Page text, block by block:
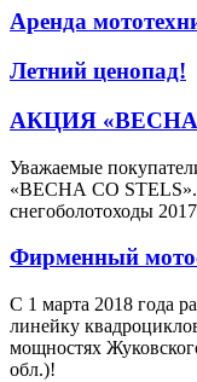
Аренда
Летний ценопад!
АКЦИЯ «ВЕСНА
Уважаемые
«ВЕСНА СО STELS».
снегоболотоходы
Фирменный
С 1 марта 2018 года
линейку
мощностях
обл.)!